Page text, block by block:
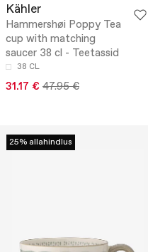
Kähler
Hammershøi Poppy Tea
cup with matching
saucer 38 cl - Teetassid
38 CL
31.17 € 47.95 €
25% allahindlus